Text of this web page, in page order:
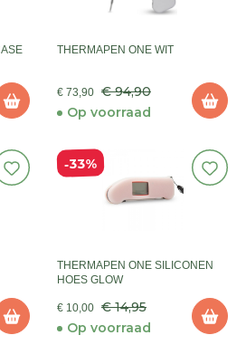
THERMAPEN ONE WIT
€ 73,90 € 94,90
Op voorraad
33%
THERMAPEN ONE SILICONEN
HOES GLOW
€ 10,00 € 14,95
Op voorraad